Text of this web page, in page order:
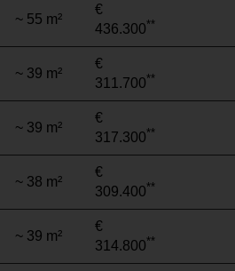
~ 55 m²
€
436.300**
~ 39 m²
€
311.700**
~ 39 m²
€
317.300**
~ 38 m²
€
309.400**
~ 39 m²
€
314.800**